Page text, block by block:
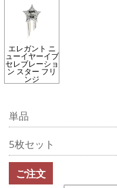
エレガント ニ
ューイヤーイブ
セレブレーショ
ン スター フリ
ンジ
単品
5枚セット
ご注文